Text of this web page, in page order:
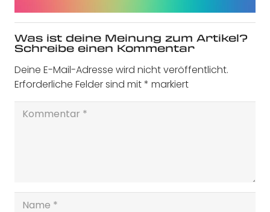
Was ist deine Meinung zum Artikel?
Schreibe einen Kommentar
Deine E-Mail-Adresse wird nicht veröffentlicht.
Erforderliche Felder sind mit* markiert